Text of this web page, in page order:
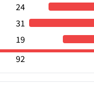
24
31
19
92